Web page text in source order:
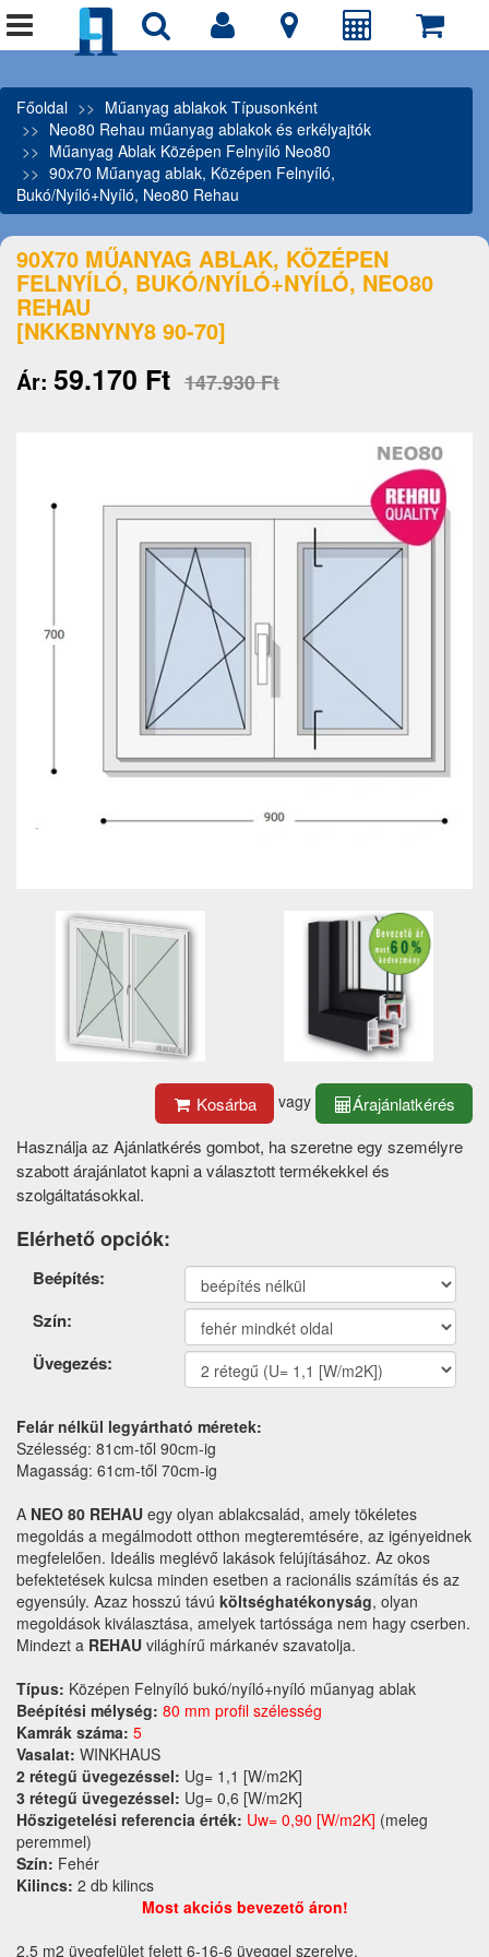
Főoldal
Műanyag ablakok Típusonként
Neo80 Rehau műanyag ablakok és erkélyajtók
Műanyag Ablak Középen Felnyíló Neo80
90x70 Műanyag ablak, Középen Felnyíló,
Bukó/Nyíló+Nyíló, Neo80 Rehau
90X70 MŰANYAG ABLAK, KÖZÉPEN
FELNYÍLÓ, BUKÓ/NYÍLÓ+NYÍLÓ, NEO80
REHAU
[NKKBNYNY8 90-70]
Ár: 59.170 Ft 147.930 Ft
Kosárba vagy
Árajánlatkérés
Használja az Ajánlatkérés gombot, ha szeretne egy személyre
szabott árajánlatot kapni a választott termékekkel és
szolgáltatásokkal.
Elérhető opciók:
Termék
opciók
Beépítés:
Szín:
Üvegezés:
Felár nélkül legyártható méretek:
Szélesség: 81cm-től 90cm-ig
Magasság: 61cm-től 70cm-ig
A NEO 80 REHAU egy olyan ablakcsalád, amely tökéletes
megoldás a megálmodott otthon megteremtésére, az igényeidnek
megfelelően. Ideális meglévő lakások felújításához. Az okos
befektetések kulcsa minden esetben a racionális számítás és az
egyensúly. Azaz hosszú távú költséghatékonyság, olyan
megoldások kiválasztása, amelyek tartóssága nem hagy cserben.
Mindezt a REHAU világhírű márkanév szavatolja.
Típus: Középen Felnyíló bukó/nyíló+nyíló műanyag ablak
Beépítési mélység: 80 mm profil szélesség
Kamrák száma: 5
Vasalat: WINKHAUS
2 rétegű üvegezéssel: Ug= 1,1 [W/m2K]
3 rétegű üvegezéssel: Ug= 0,6 [W/m2K]
Hőszigetelési referencia érték: Uw= 0,90 [W/m2K] (meleg
peremmel)
Szín: Fehér
Kilincs: 2 db kilincs
Most akciós bevezető áron!
2,5 m2 üvegfelület felett 6-16-6 üveggel szerelve.